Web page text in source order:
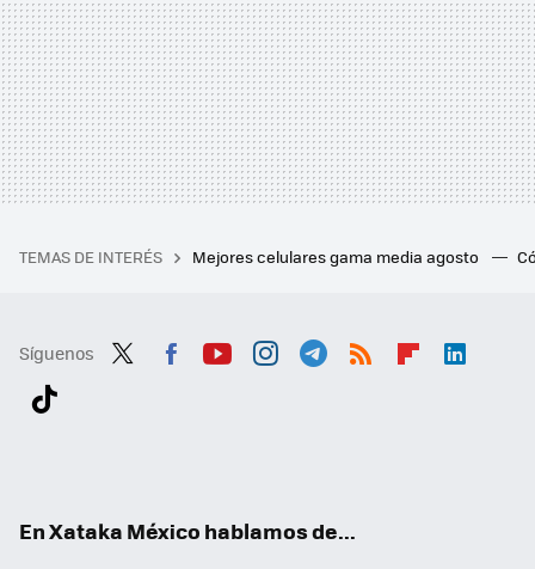
TEMAS DE INTERÉS Mejores celulares gama media agosto
Síguenos
En Xataka México hablamos de...